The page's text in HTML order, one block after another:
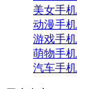
美女手机
动漫手机
游戏手机
萌物手机
汽车手机